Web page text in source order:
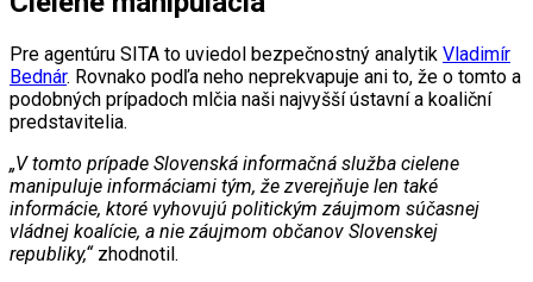
Pre agentúru SITA to uviedol bezpečnostný analytik Vladimír
Bednár. Rovnako podľa neho neprekvapuje ani to, že o tomto a
podobných prípadoch mlčia naši najvyšší ústavní a koaliční
predstavitelia.
„V tomto prípade Slovenská informačná služba cielene
manipuluje informáciami tým, že zverejňuje len také
informácie, ktoré vyhovujú politickým záujmom súčasnej
vládnej koalície, a nie záujmom občanov Slovenskej
republiky,“zhodnotil.